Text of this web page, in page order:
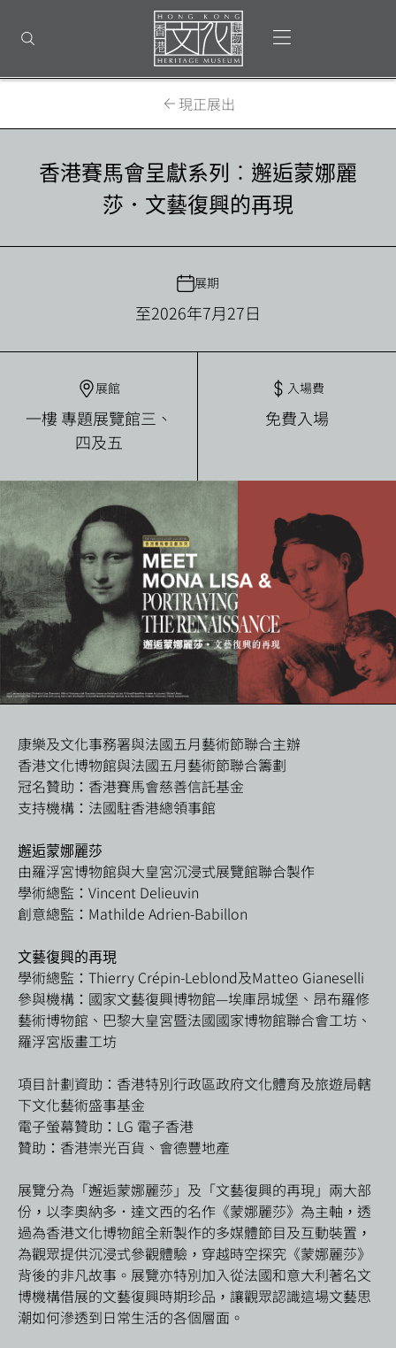
部
打開搜尋
首
頁
打開選單
現正展出
香港賽馬會呈獻系列︰邂逅蒙娜麗
莎．文藝復興的再現
展館
一樓 專題展覽館三、
四及五
展期
至2026年7月27日
入場費
免費入場
康樂及文化事務署與法國五月藝術節聯合主辦
香港文化博物館與法國五月藝術節聯合籌劃
冠名贊助：香港賽馬會慈善信託基金
支持機構：法國駐香港總領事館
邂逅蒙娜麗莎
由羅浮宮博物館與大皇宮沉浸式展覽館聯合製作
學術總監：Vincent Delieuvin
創意總監：Mathilde Adrien-Babillon
文藝復興的再現
學術總監：Thierry Crépin-Leblond及Matteo Gianeselli
參與機構：國家文藝復興博物館—埃庫昂城堡、昂布羅修
藝術博物館、巴黎大皇宮暨法國國家博物館聯合會工坊、
羅浮宮版畫工坊
項目計劃資助︰香港特別行政區政府文化體育及旅遊局轄
下文化藝術盛事基金
電子螢幕贊助：LG 電子香港
贊助：香港崇光百貨、會德豐地產
展覽分為「邂逅蒙娜麗莎」及「文藝復興的再現」兩大部
份，以李奧納多．達文西的名作《蒙娜麗莎》為主軸，透
過為香港文化博物館全新製作的多媒體節目及互動裝置，
為觀眾提供沉浸式參觀體驗，穿越時空探究《蒙娜麗莎》
背後的非凡故事。展覽亦特別加入從法國和意大利著名文
博機構借展的文藝復興時期珍品，讓觀眾認識這場文藝思
潮如何滲透到日常生活的各個層面。